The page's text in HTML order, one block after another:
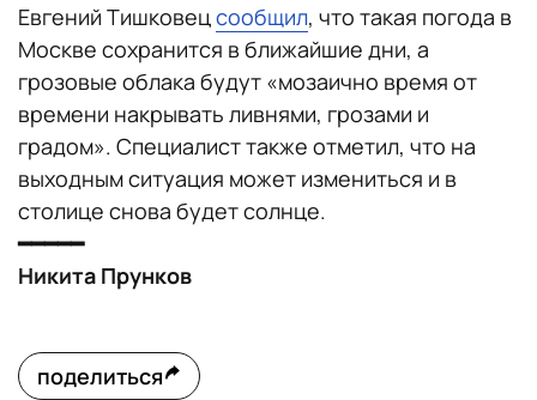
Евгений Тишковецсообщил, что такая погода в
Москве сохранится в ближайшие дни, а
грозовые облака будут «мозаично время от
времени накрывать ливнями, грозами и
градом». Специалист также отметил, что на
выходным ситуация может измениться и в
столице снова будет солнце.
━━━━━
Никита Прунков
поделиться